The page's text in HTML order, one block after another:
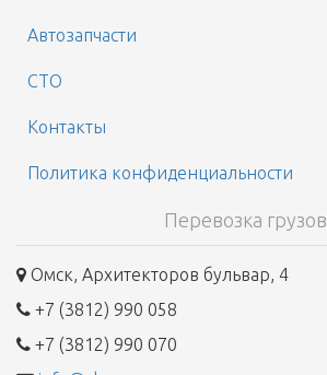
Автозапчасти
СТО
Контакты
Политика конфиденциальности
Перевозка грузов
Омск, Архитекторов бульвар, 4
+7 (3812) 990 058
+7 (3812) 990 070